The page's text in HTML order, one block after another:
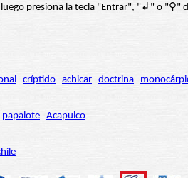
luego presiona la tecla "Entrar", "↲" o
críptido achicar doctrina
papalote Acapulco